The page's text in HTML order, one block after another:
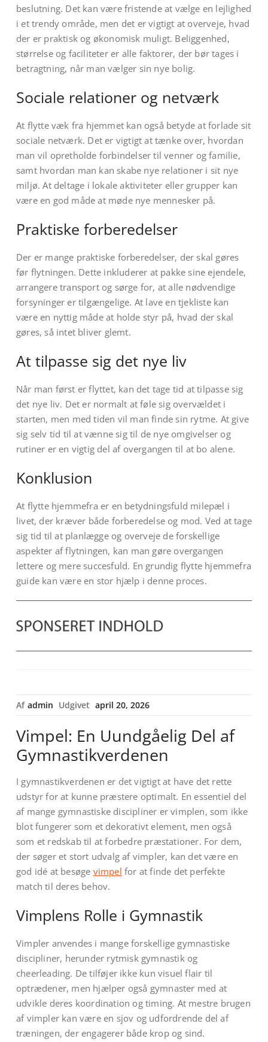
beslutning. Det kan være fristende at vælge en lejlighed
i et trendy område, men det er vigtigt at overveje, hvad
der er praktisk og økonomisk muligt. Beliggenhed,
størrelse og faciliteter er alle faktorer, der bør tages i
betragtning, når man vælger sin nye bolig.
Sociale relationer og netværk
At flytte væk fra hjemmet kan også betyde at forlade sit
sociale netværk. Det er vigtigt at tænke over, hvordan
man vil opretholde forbindelser til venner og familie,
samt hvordan man kan skabe nye relationer i sit nye
miljø. At deltage i lokale aktiviteter eller grupper kan
være en god måde at møde nye mennesker på.
Praktiske forberedelser
Der er mange praktiske forberedelser, der skal gøres
før flytningen. Dette inkluderer at pakke sine ejendele,
arrangere transport og sørge for, at alle nødvendige
forsyninger er tilgængelige. At lave en tjekliste kan
være en nyttig måde at holde styr på, hvad der skal
gøres, så intet bliver glemt.
At tilpasse sig det nye liv
Når man først er flyttet, kan det tage tid at tilpasse sig
det nye liv. Det er normalt at føle sig overvældet i
starten, men med tiden vil man finde sin rytme. At give
sig selv tid til at vænne sig til de nye omgivelser og
rutiner er en vigtig del af overgangen til at bo alene.
Konklusion
At flytte hjemmefra er en betydningsfuld milepæl i
livet, der kræver både forberedelse og mod. Ved at tage
sig tid til at planlægge og overveje de forskellige
aspekter af flytningen, kan man gøre overgangen
lettere og mere succesfuld. En grundig flytte hjemmefra
guide kan være en stor hjælp i denne proces.
Af admin Udgivet april 20, 2026
Vimpel: En Uundgåelig Del af
Gymnastikverdenen
I gymnastikverdenen er det vigtigt at have det rette
udstyr for at kunne præstere optimalt. En essentiel del
af mange gymnastiske discipliner er vimplen, som ikke
blot fungerer som et dekorativt element, men også
som et redskab til at forbedre præstationer. For dem,
der søger et stort udvalg af vimpler, kan det være en
god idé at besøge vimpel for at finde det perfekte
match til deres behov.
Vimplens Rolle i Gymnastik
Vimpler anvendes i mange forskellige gymnastiske
discipliner, herunder rytmisk gymnastik og
cheerleading. De tilføjer ikke kun visuel flair til
optrædener, men hjælper også gymnaster med at
udvikle deres koordination og timing. At mestre brugen
af vimpler kan være en sjov og udfordrende del af
træningen, der engagerer både krop og sind.